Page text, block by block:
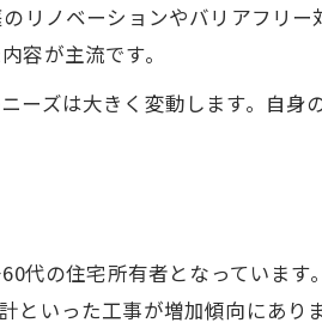
寄り添う外構工事のヒント
る外構工事の工夫例
す生活の質向上ポイント
から見る年代別ニーズ
れる年代ごとの理由とは
構工事実例とポイント
リノベーションやバリアフリ
容が主流です。
ズは大きく変動します。自身
代の住宅所有者となっていま
いった工事が増加傾向にありま